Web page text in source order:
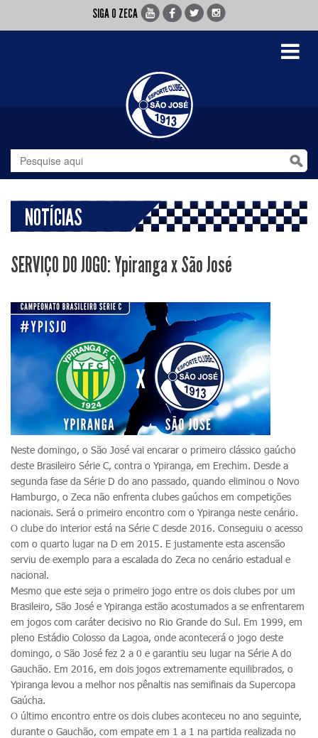
SIGA O ZECA
Toggle
NOTÍCIAS
SERVIÇO DO JOGO: Ypiranga x São José
Neste domingo, o São José vai encarar o primeiro clássico gaúcho
deste Brasileiro Série C, contra o Ypiranga, em Erechim. Desde a
segunda fase da Série D do ano passado, quando eliminou o Novo
Hamburgo, o Zeca não enfrenta clubes gaúchos em competições
nacionais. Será o primeiro encontro com o Ypiranga neste cenário.
O clube do interior está na Série C desde 2016. Conseguiu o acesso
com o quarto lugar na D em 2015. E justamente esta ascensão
serviu de exemplo para a escalada do Zeca no cenário estadual e
nacional.
Mesmo que este seja o primeiro jogo entre os dois clubes por um
Brasileiro, São José e Ypiranga estão acostumados a se enfrentarem
em jogos com caráter decisivo no Rio Grande do Sul. Em 1999, em
pleno Estádio Colosso da Lagoa, onde acontecerá o jogo deste
domingo, o São José fez 2 a 0 e garantiu seu lugar na Série A do
Gauchão. Em 2016, em dois jogos extremamente equilibrados, o
Ypiranga levou a melhor nos pênaltis nas semifinais da Supercopa
Gaúcha.
O último encontro entre os dois clubes aconteceu no ano seguinte,
durante o Gauchão, com empate em 1 a 1 na partida realizada no